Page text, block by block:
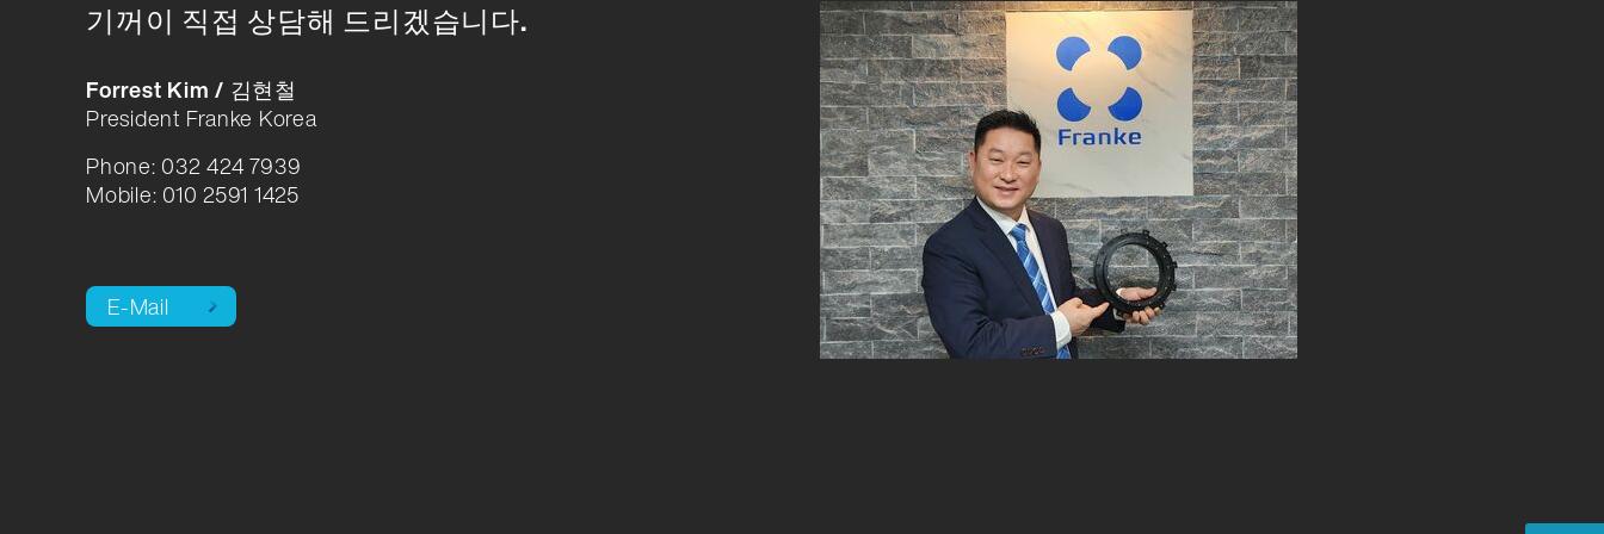
기꺼이 직접 상담해 드리겠습니다.
Forrest Kim / 김현철
President Franke Korea
Phone: 032 424 7939
Mobile: 010 2591 1425
E-Mail